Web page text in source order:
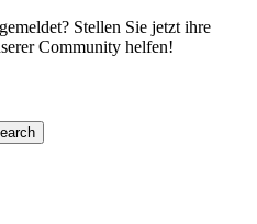
Stellen Sie jetzt ihre
Community helfen!